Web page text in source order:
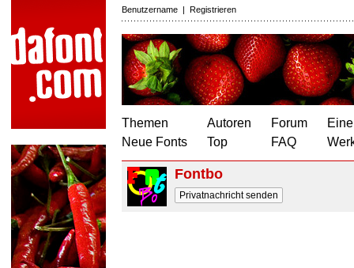
Benutzername | Registrieren
Themen
Neue Fonts
Autoren
Top
Forum
FAQ
Fontbo
Privatnachricht senden